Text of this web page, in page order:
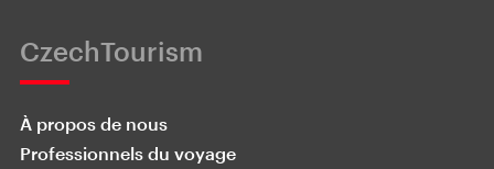
CzechTourism
À propos de nous
Professionnels du voyage